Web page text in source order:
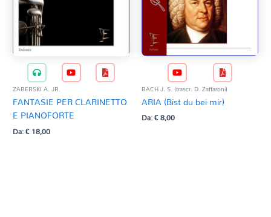
ZABERSKI A. JR.
FANTASIE PER CLARINETTO
E PIANOFORTE
Da:€18,00
BACH J. S. (trascr. D. Zaffaroni)
ARIA (Bist du bei mir)
Da:€8,00